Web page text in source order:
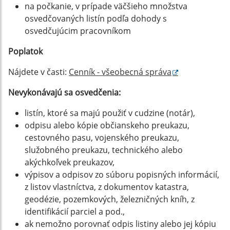
na počkanie, v prípade väčšieho množstva
osvedčovaných listín podľa dohody s
osvedčujúcim pracovníkom
Poplatok
Nájdete v časti: Cenník - všeobecná správa
Nevykonávajú sa osvedčenia:
listín, ktoré sa majú použiť v cudzine (notár),
odpisu alebo kópie občianskeho preukazu,
cestovného pasu, vojenského preukazu,
služobného preukazu, technického alebo
akýchkoľvek preukazov,
výpisov a odpisov zo súboru popisných informácií,
z listov vlastníctva, z dokumentov katastra,
geodézie, pozemkových, železničných kníh, z
identifikácií parciel a pod.,
ak nemožno porovnať odpis listiny alebo jej kópiu